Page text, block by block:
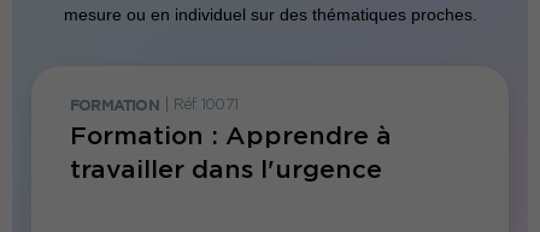
mesure ou en individuel sur des thématiques proches.
FORMATION Réf. 10071
Formation : Apprendre à
travailler dans l'urgence